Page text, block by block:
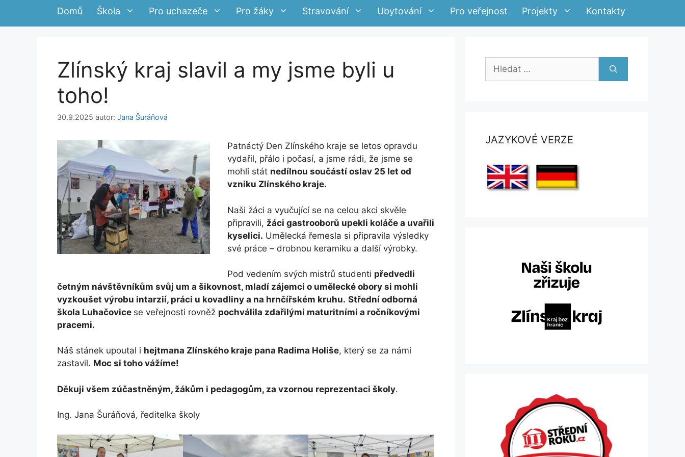
Domů Škola Pro uchazeče Pro žáky Stravování Ubytování Pro veřejnost Projekty Kontakty
Zlínský kraj slavil a my jsme byli u
toho!
30.9.2025 autor: Jana Šuráňová
Patnáctý Den Zlínského kraje se letos opravdu
vydařil, přálo i počasí, a jsme rádi, že jsme se
mohli stát nedílnou součástí oslav 25 let od
vzniku Zlínského kraje.
Naši žáci a vyučující se na celou akci skvěle
připravili, žáci gastrooborů upekli koláče a uvařili
kyselici. Umělecká řemesla si připravila výsledky
své práce – drobnou keramiku a další výrobky.
Pod vedením svých mistrů studenti předvedli
četným návštěvníkům svůj um a šikovnost, mladí zájemci o umělecké obory si mohli
vyzkoušet výrobu intarzií, práci u kovadliny a na hrnčířském kruhu. Střední odborná
škola Luhačovice se veřejnosti rovněž pochválila zdařilými maturitními a ročníkovými
pracemi.
Náš stánek upoutal i hejtmana Zlínského kraje pana Radima Holiše, který se za námi
zastavil. Moc si toho vážíme!
Děkuji všem zúčastněným, žákům i pedagogům, za vzornou reprezentaci školy.
Ing. Jana Šuráňová, ředitelka školy
Hledat:
JAZYKOVÉ VERZE